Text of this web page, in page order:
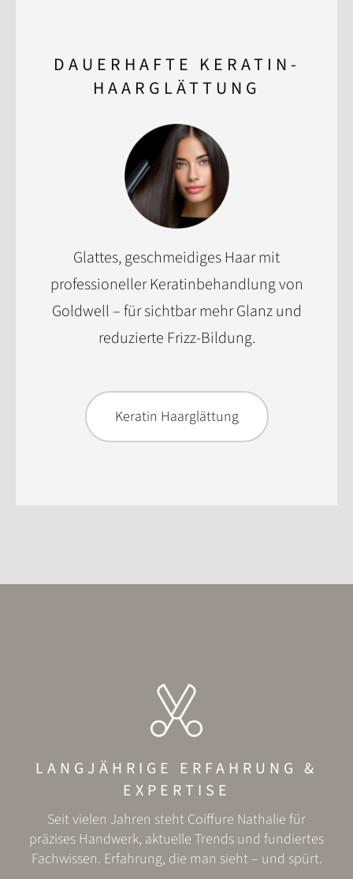
DAUERHAFTE KERATIN-
HAARGLÄTTUNG
Glattes, geschmeidiges Haar mit
professioneller Keratinbehandlung von
Goldwell – für sichtbar mehr Glanz und
reduzierte Frizz-Bildung.
Keratin Haarglättung
LANGJÄHRIGE ERFAHRUNG &
EXPERTISE
Seit vielen Jahren steht Coiffure Nathalie für
präzises Handwerk, aktuelle Trends und fundiertes
Fachwissen. Erfahrung, die man sieht – und spürt.